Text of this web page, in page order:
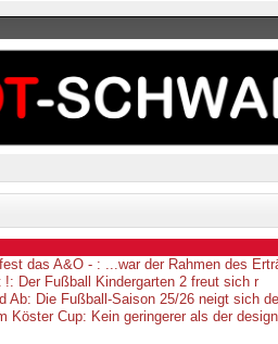
das A&O - : ...war der Rahmen des
!: Der Fußball Kindergarten 2 freut sich r
Ab: Die Fußball-Saison 25/26 neigt sich
Köster Cup: Kein geringerer als der